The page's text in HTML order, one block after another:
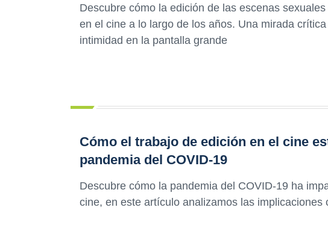
Descubre cómo la edición de las escenas
en el cine a lo largo de los años. Una mirada
intimidad en la pantalla grande
Cómo el trabajo de edición en el cine
pandemia del COVID-19
Descubre cómo la pandemia del COVID-19 ha
cine, en este artículo analizamos las